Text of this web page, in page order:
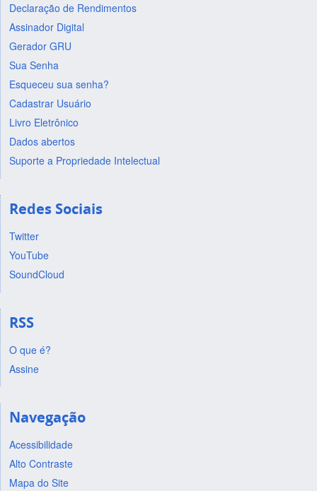
Declaração de Rendimentos
Assinador Digital
Gerador GRU
Sua Senha
Esqueceu sua senha?
Cadastrar Usuário
Livro Eletrônico
Dados abertos
Suporte a Propriedade Intelectual
Redes Sociais
Twitter
YouTube
SoundCloud
RSS
O que é?
Assine
Navegação
Acessibilidade
Alto Contraste
Mapa do Site